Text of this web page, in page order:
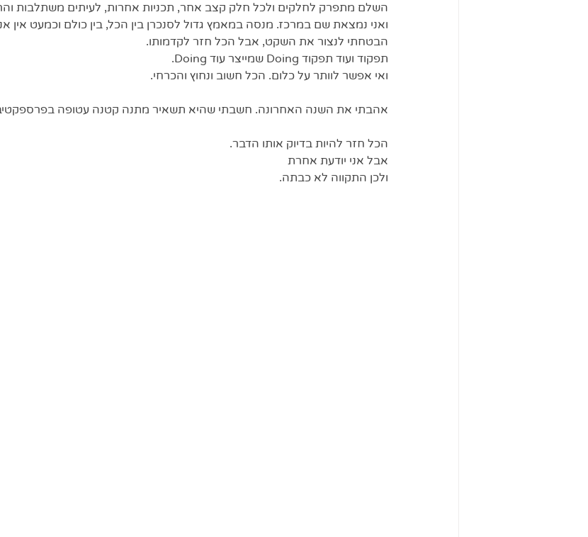
השלם מתפרק לחלקים ולכל חלק קצב אחר, תכניות אחרות, לעיתים משתלבות
ואני נמצאת שם במרכז. מנסה במאמץ גדול לסנכרן בין הכל, בין כולם וכמעט אין
הבטחתי לנצור את השקט, אבל הכל חזר לקדמותו.
תפקוד ועוד תפקוד Doing שמייצר עוד Doing.
ואי אפשר לוותר על כלום. הכל חשוב ונחוץ והכרחי.
אהבתי את השנה האחרונה. חשבתי שהיא תשאיר מתנה קטנה עטופה
הכל חזר להיות בדיוק אותו הדבר.
אבל אני יודעת אחרת
ולכן התקווה לא כבתה.